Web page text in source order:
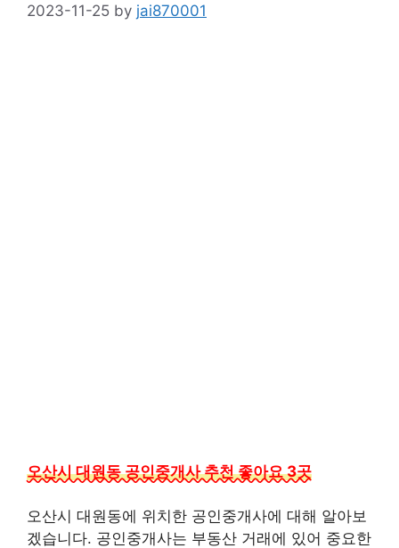
2023-11-25 by jai870001
오산시 대원동 공인중개사 추천 좋아요 3곳
오산시 대원동에 위치한 공인중개사에 대해 알아보
겠습니다. 공인중개사는 부동산 거래에 있어 중요한